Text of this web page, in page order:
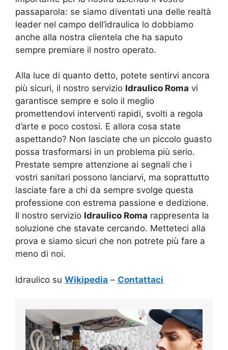
passaparola: se siamo diventati una delle realtà
leader nel campo dell’idraulica lo dobbiamo
anche alla nostra clientela che ha saputo
sempre premiare il nostro operato.
Alla luce di quanto detto, potete sentirvi ancora
più sicuri, il nostro servizio Idraulico Roma vi
garantisce sempre e solo il meglio
promettendovi interventi rapidi, svolti a regola
d’arte e poco costosi. E allora cosa state
aspettando? Non lasciate che un piccolo guasto
possa trasformarsi in un problema più serio.
Prestate sempre attenzione ai segnali che i
vostri sanitari possono lanciarvi, ma soprattutto
lasciate fare a chi da sempre svolge questa
professione con estrema passione e dedizione.
Il nostro servizio Idraulico Roma rappresenta la
soluzione che stavate cercando. Metteteci alla
prova e siamo sicuri che non potrete più fare a
meno di noi.
Idraulico su Wikipedia – Contattaci